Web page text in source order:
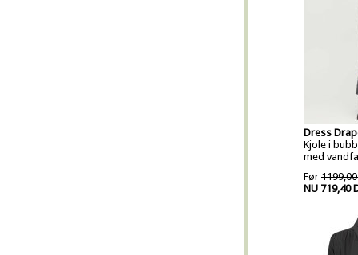
Dress
Kjole i
med
Før 1199,00
NU 719,40